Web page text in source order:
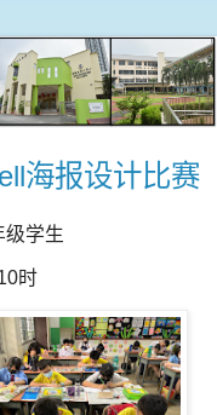
海报设计比赛
级学生
时